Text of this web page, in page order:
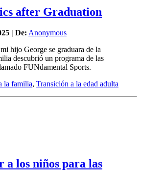
after Graduation
| De: Anonymous
hijo George se graduara de la
descubrió un programa de las
FUNdamental Sports.
la familia, Transición a la edad adulta
a los niños para las